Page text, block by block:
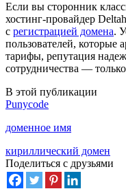
Если вы сторонник
хостинг-провайдер
с регистрацией домена.
пользователей, которые
тарифы, репутация
сотрудничества —
В этой публикации
Punycode
доменное имя
кириллический домен
Поделиться с друзьями